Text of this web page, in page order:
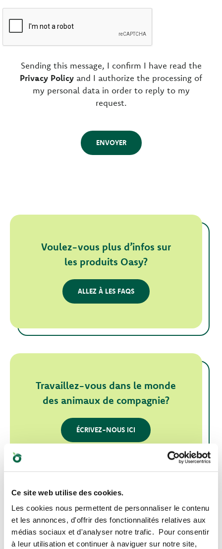
Ce site web utilise des cookies.
Les cookies nous permettent de personnaliser le contenu
et les annonces, d'offrir des fonctionnalités relatives aux
médias sociaux et d'analyser notre trafic. Pour consentir
à leur utilisation et continuer à naviguer sur notre site,
Sending this message, I confirm I have read the
Privacy Policy and I authorize the processing of
my personal data in order to reply to my
request.
ENVOYER
Voulez-vous plus d’infos sur
les produits Oasy?
ALLEZ À LES FAQS
Travaillez-vous dans le monde
des animaux de compagnie?
ÉCRIVEZ-NOUS ICI